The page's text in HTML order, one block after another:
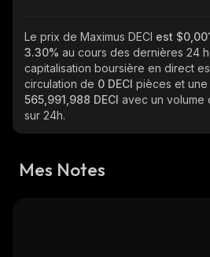
Le prix de Maximus DECI est
3.30% au cours des dernières 24
capitalisation boursière en direct
circulation de 0 DECI pièces et
565,991,988 DECI avec un volume
sur 24h.
Mes Notes